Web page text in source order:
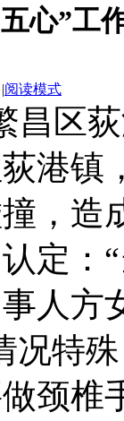
心”工
|阅读模式
昌区
港镇
，造
定：
人方
况特
颈椎